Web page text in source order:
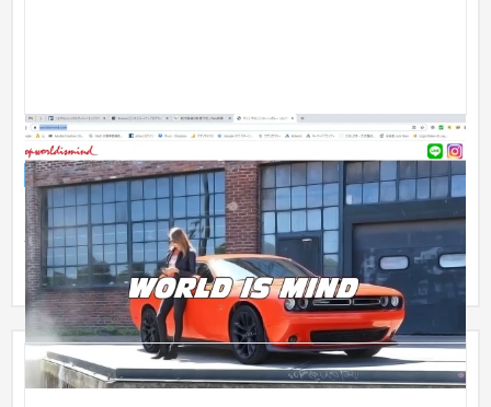
カーショップワールドイズマインド
企業サイト 自動車・バイク 〜30万円
オリジナルデザインプラン ぺージ総数 5ページ 写真素材 お
客様提供 製作費用 22万円 お客様が考案したデザインをもと
に、フ...